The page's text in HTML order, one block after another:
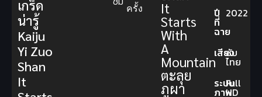
ครั้ง
It
Starts
With
A
Mountain
ตะลุย
ภูผา
ปี
ที่
ฉาย
2022
เสียง
ซับ
ไทย
ระบบ
ภาพ
Full
HD
เกร็ด
น่ารู้
Kaiju
Yi Zuo
Shan
It